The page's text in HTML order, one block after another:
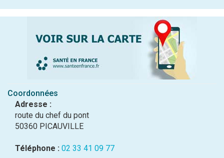
Coordonnées
Adresse :
route du chef du pont
50360 PICAUVILLE
Téléphone : 02 33 41 09 77